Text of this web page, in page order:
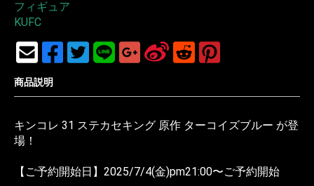
フィギュア
KUFC
商品説明
キンコレ 31 ステカセキング 原作 ターコイズブルー が登
場！
【ご予約開始日】2025/7/4(金)pm21:00〜ご予約開始